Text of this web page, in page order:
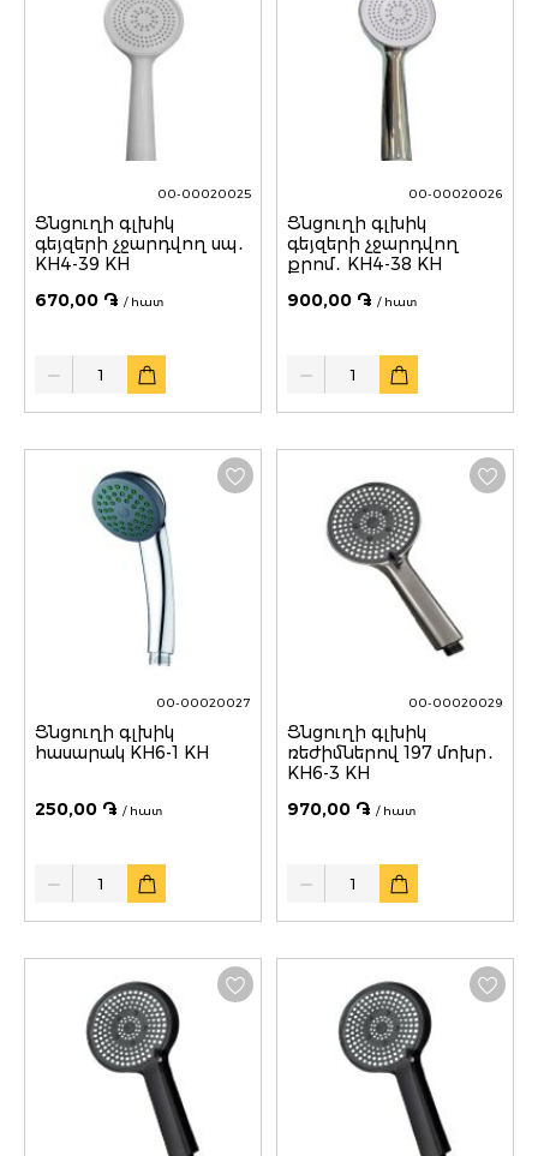
00-00020025
Ցնցուղի գլխիկ
գեյզերի չջարդվող սպ․
KH4-39 KH
670,00 ֏ / հատ
00-00020026
Ցնցուղի գլխիկ
գեյզերի չջարդվող
քրոմ․ KH4-38 KH
900,00 ֏ / հատ
00-00020027
Ցնցուղի գլխիկ
հասարակ KH6-1 KH
250,00 ֏ / հատ
00-00020029
Ցնցուղի գլխիկ
ռեժիմներով 197 մոխր․
KH6-3 KH
970,00 ֏ / հատ